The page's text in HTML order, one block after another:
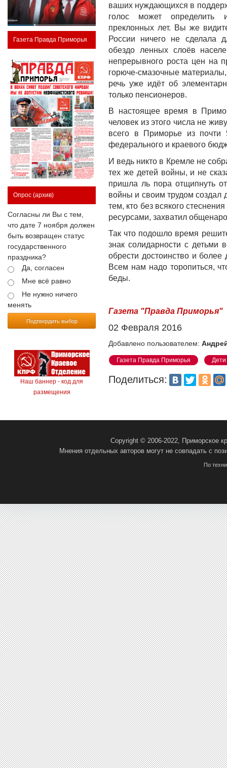
Газета Правда Приморья
Опрос (архив)
Согласны ли Вы с тем,
что дате 7 ноября должен
быть возвращен статус
государственного
праздника?
Да, согласен
Мне всё равно
Не нужно ничего
менять
Подтвердить выбор
Наш баннер - код для
размещения
ваших нуждающихся в
голос может
преклонных лет. Вы же
России ничего не сделала
обездо ленных слоёв
непрерывного роста цен на
горюче-смазочные
речь уже идёт об
только пенсионеров.
В настоящее время в
человек из этого числа не
всего в Приморье из почти
федерального и краевого
И ведь никто в Кремле не
тех же детей войны, и не
пришла ль пора отщипнуть
войны и своим трудом создал
тем, кто без всякого
ресурсами, захватил
Так что подошло время
знак солидарности с
обрести достоинство и
Всем нам надо торопиться,
беды.
Газета "Правда Приморья"
02 Февраля 2016
Добавлено пользователем:
Газета Правда Приморья
Поделиться:
Copyright © 2006-2022, Приморское
Мнения отдельных авторов могут не совпадать с
По